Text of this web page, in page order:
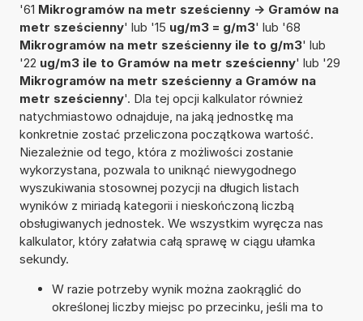
'61 Mikrogramów na metr sześcienny -> Gramów na
metr sześcienny' lub '15 ug/m3 = g/m3' lub '68
Mikrogramów na metr sześcienny ile to g/m3' lub
'22 ug/m3 ile to Gramów na metr sześcienny' lub '29
Mikrogramów na metr sześcienny a Gramów na
metr sześcienny'. Dla tej opcji kalkulator również
natychmiastowo odnajduje, na jaką jednostkę ma
konkretnie zostać przeliczona początkowa wartość.
Niezależnie od tego, która z możliwości zostanie
wykorzystana, pozwala to uniknąć niewygodnego
wyszukiwania stosownej pozycji na długich listach
wyników z miriadą kategorii i nieskończoną liczbą
obsługiwanych jednostek. We wszystkim wyręcza nas
kalkulator, który załatwia całą sprawę w ciągu ułamka
sekundy.
W razie potrzeby wynik można zaokrąglić do
określonej liczby miejsc po przecinku, jeśli ma to